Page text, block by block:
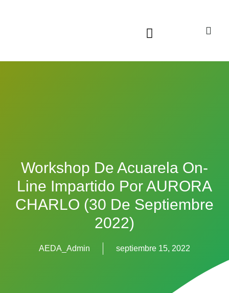
Workshop De Acuarela On-
Line Impartido Por AURORA
CHARLO (30 De Septiembre
2022)
AEDA_Admin septiembre 15, 2022